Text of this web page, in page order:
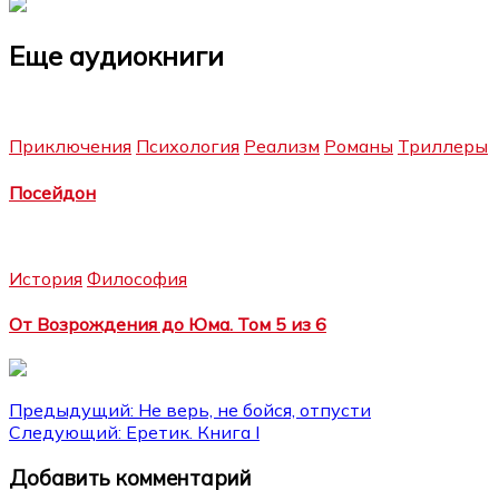
Еще аудиокниги
Приключения Психология Реализм Романы Триллеры
Посейдон
История Философия
От Возрождения до Юма. Том 5 из 6
Навигация
по
записям
Предыдущий: Не верь, не бойся, отпусти
Следующий: Еретик. Книга I
Добавить комментарий